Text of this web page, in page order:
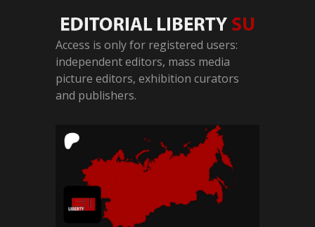
Access is only for registered users:
independent editors, mass media
picture editors, exhibition curators
and publishers.